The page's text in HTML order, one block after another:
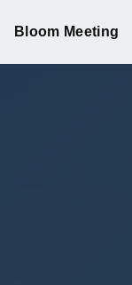
Bloom Meeting